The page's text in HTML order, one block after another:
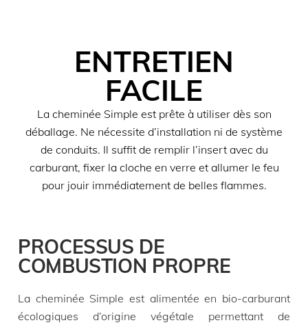
ENTRETIEN
FACILE
La cheminée Simple est prête à utiliser dès son
déballage. Ne nécessite d’installation ni de système
de conduits. Il suffit de remplir l’insert avec du
carburant, fixer la cloche en verre et allumer le feu
pour jouir immédiatement de belles flammes.
PROCESSUS DE
COMBUSTION PROPRE
La cheminée Simple est alimentée en bio-carburant
écologiques d’origine végétale permettant de